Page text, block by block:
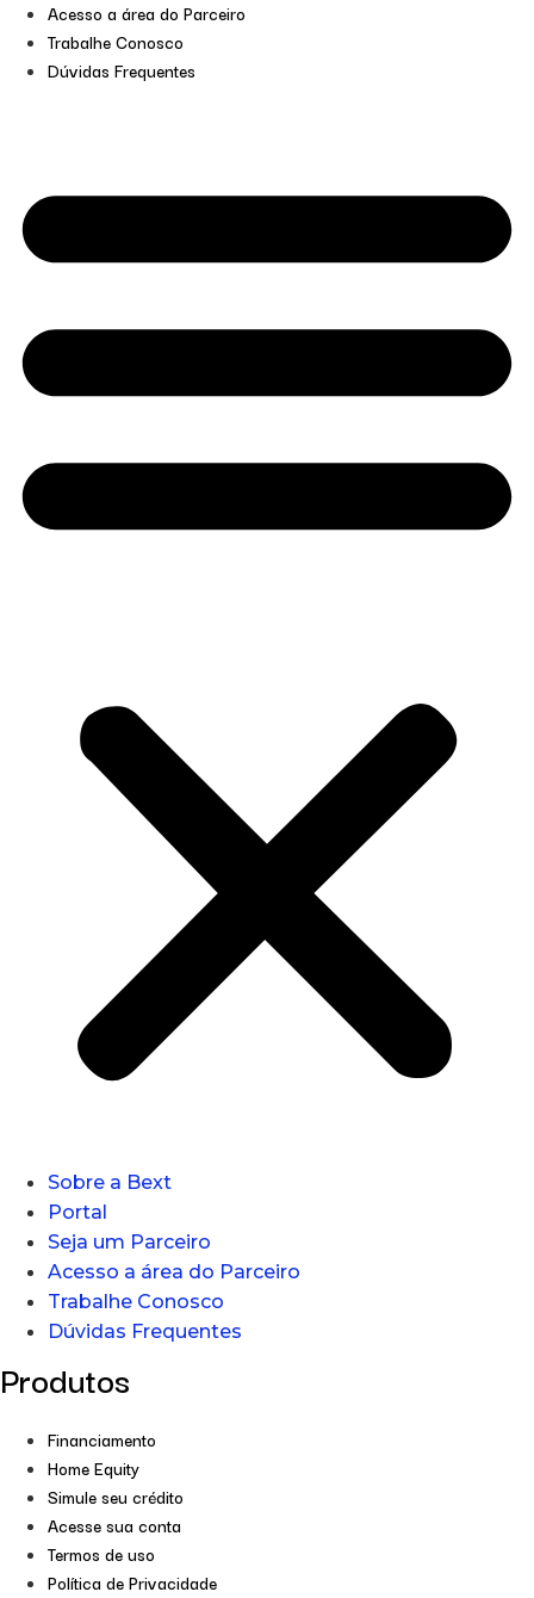
Acesso a área do Parceiro
Trabalhe Conosco
Dúvidas Frequentes
Sobre a Bext
Portal
Seja um Parceiro
Acesso a área do Parceiro
Trabalhe Conosco
Dúvidas Frequentes
Produtos
Financiamento
Home Equity
Simule seu crédito
Acesse sua conta
Termos de uso
Política de Privacidade